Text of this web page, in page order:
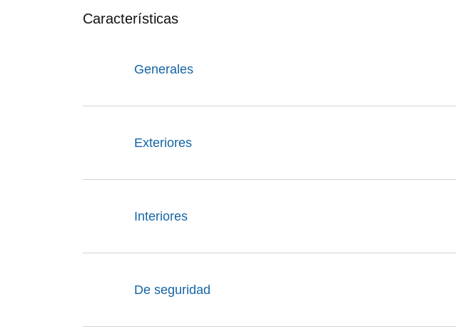
Características
Generales
Exteriores
Interiores
De seguridad